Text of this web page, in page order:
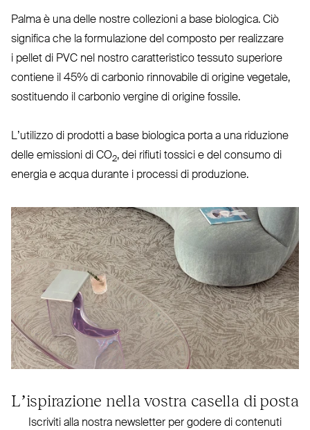
Palma è una delle nostre col­lezioni a base biologica. Ciò
significa che la for­mu­lazione del composto per rea­lizzare
i pellet di PVC nel nostro carat­te­ristico tessuto superiore
contiene il 45% di carbonio rin­novabile di origine vegetale,
sostituendo il carbonio vergine di origine fossile.
L’u­tilizzo di prodotti a base biologica porta a una riduzione
delle emissioni di CO2, dei rifiuti tossici e del consumo di
energia e acqua durante i processi di produzione.
L’ispirazione nella vostra casella di posta
Iscriviti alla nostra new­sletter per godere di contenuti